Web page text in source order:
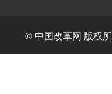
© 中国改革网 版权